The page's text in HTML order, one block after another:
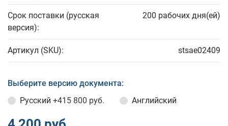
Срок поставки (русская
версия):
200 рабочих дня(ей)
Артикул (SKU): stsae02409
Выберите версию документа:
Русский +415 800 руб. Английский